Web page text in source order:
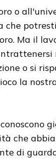
o
che
Ma il
o si
la
che
di